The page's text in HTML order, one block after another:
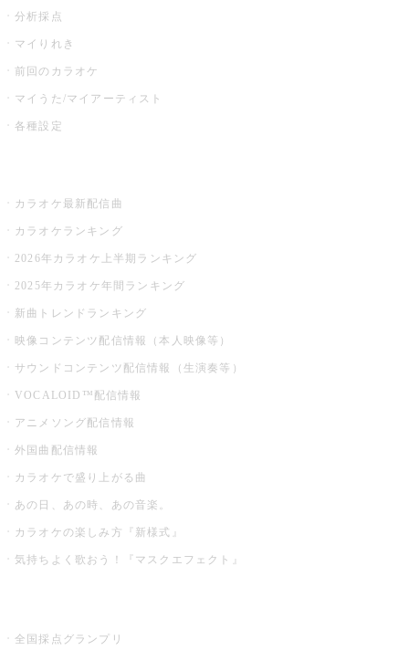
分析採点
マイりれき
前回のカラオケ
マイうた/マイアーティスト
各種設定
カラオケ最新配信曲
カラオケランキング
2026年カラオケ上半期ランキング
2025年カラオケ年間ランキング
新曲トレンドランキング
映像コンテンツ配信情報（本人映像等）
サウンドコンテンツ配信情報（生演奏等）
VOCALOID™配信情報
アニメソング配信情報
外国曲配信情報
カラオケで盛り上がる曲
あの日、あの時、あの音楽。
カラオケの楽しみ方『新様式』
気持ちよく歌おう！『マスクエフェクト』
全国採点グランプリ